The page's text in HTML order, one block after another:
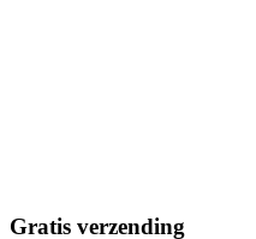
Gratis verzending